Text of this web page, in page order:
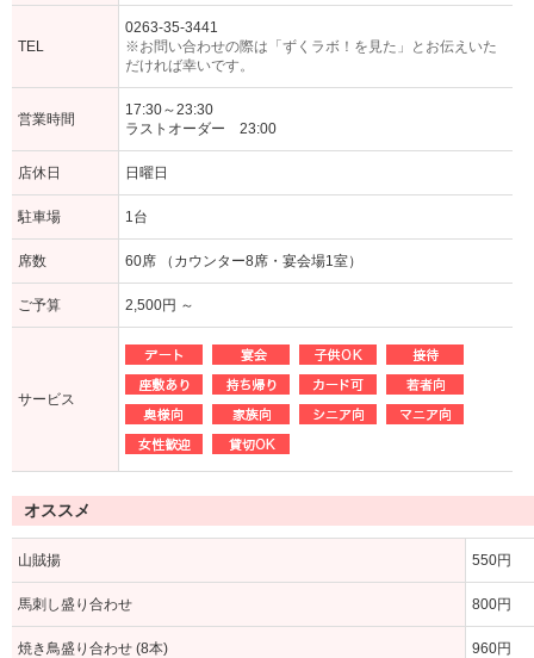
TEL
0263-35-3441
※お問い合わせの際は「ずくラボ！を見た」とお伝えいた
だければ幸いです。
営業時間
17:30～23:30
ラストオーダー 23:00
店休日 日曜日
駐車場 1台
席数 60席 （カウンター8席・宴会場1室）
ご予算 2,500円 ～
サービス
オススメ
山賊揚 550円
馬刺し盛り合わせ 800円
焼き鳥盛り合わせ (8本) 960円